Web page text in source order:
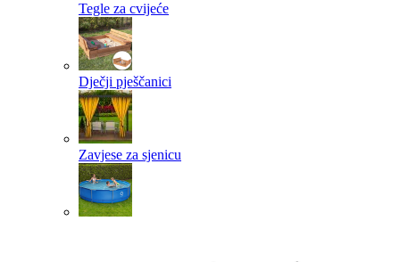
Tegle za cvijeće
Dječji pješčanici
Zavjese za sjenicu